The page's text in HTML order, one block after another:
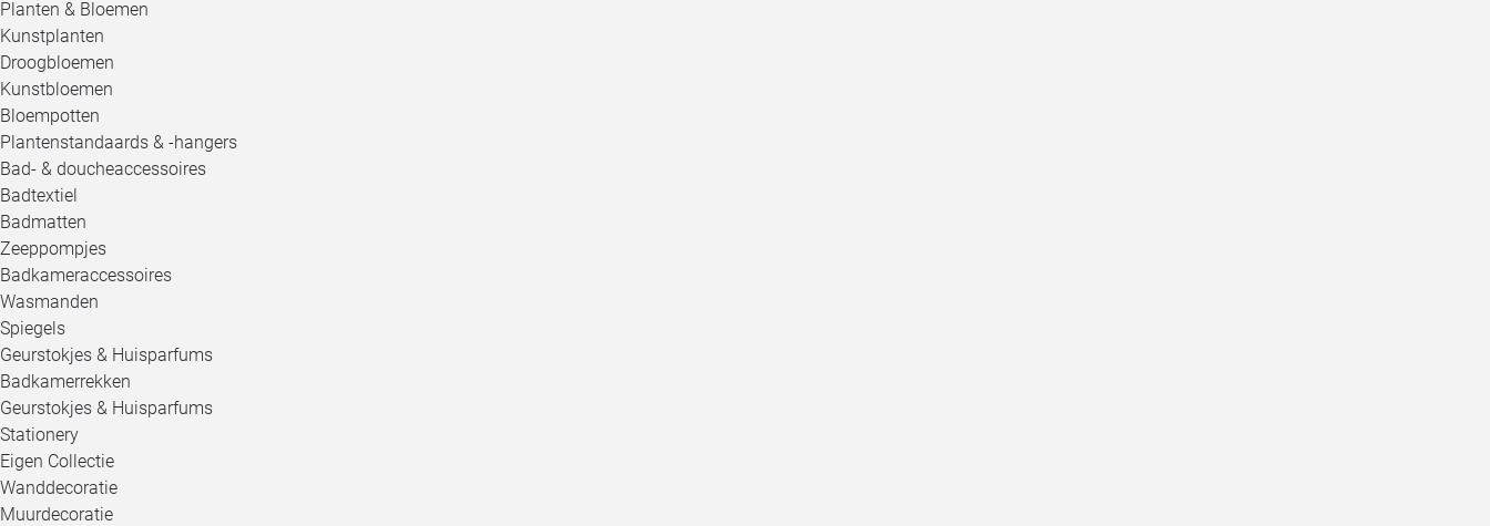
Planten & Bloemen
Kunstplanten
Droogbloemen
Kunstbloemen
Bloempotten
Plantenstandaards & -hangers
Bad- & doucheaccessoires
Badtextiel
Badmatten
Zeeppompjes
Badkameraccessoires
Wasmanden
Spiegels
Geurstokjes & Huisparfums
Badkamerrekken
Geurstokjes & Huisparfums
Stationery
Eigen Collectie
Wanddecoratie
Muurdecoratie